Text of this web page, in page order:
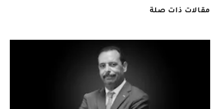
مقالات ذات صلة